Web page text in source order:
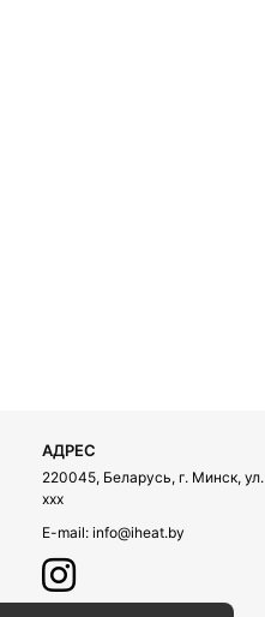
АДРЕС
220045, Беларусь, г. Минск, ул.
xxx
E-mail: info@iheat.by